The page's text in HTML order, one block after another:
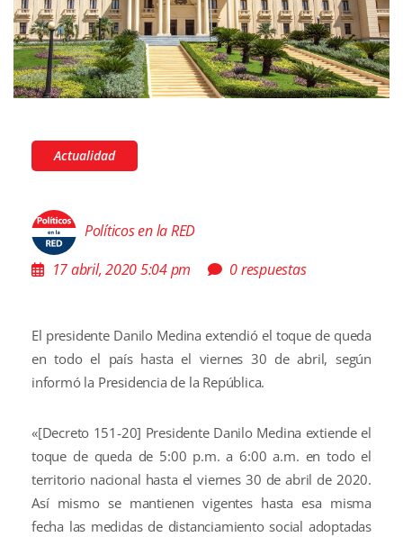
Actualidad
Políticos en la RED
17 abril, 2020 5:04 pm
0 respuestas
El presidente Danilo Medina extendió el toque de queda
en todo el país hasta el viernes 30 de abril, según
informó la Presidencia de la República.
«[Decreto 151-20] Presidente Danilo Medina extiende el
toque de queda de 5:00 p.m. a 6:00 a.m. en todo el
territorio nacional hasta el viernes 30 de abril de 2020.
Así mismo se mantienen vigentes hasta esa misma
fecha las medidas de distanciamiento social adoptadas